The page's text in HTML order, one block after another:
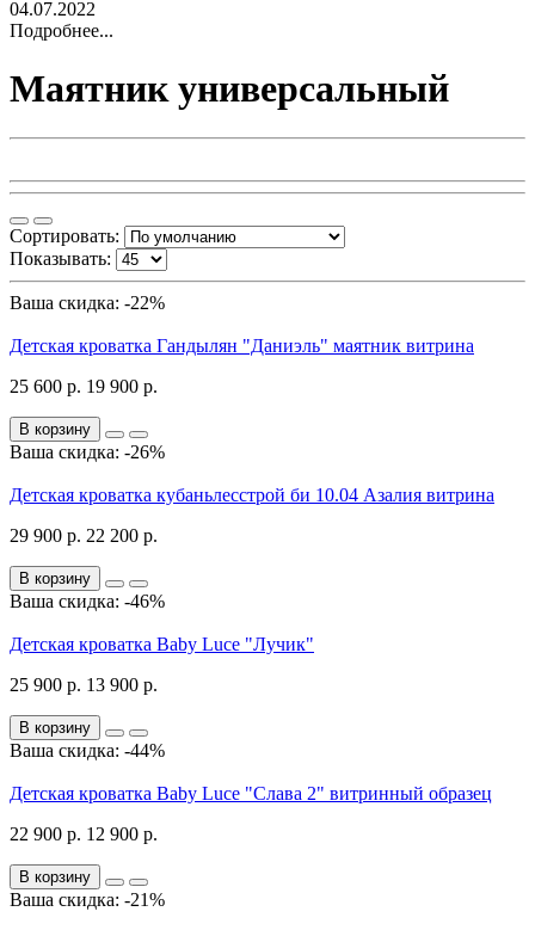
04.07.2022
Подробнее...
Маятник универсальный
Сортировать:
Показывать:
Ваша скидка: -22%
Детская кроватка Гандылян "Даниэль" маятник витрина
25 600 р. 19 900 р.
В корзину
Ваша скидка: -26%
Детская кроватка кубаньлесстрой би 10.04 Азалия витрина
29 900 р. 22 200 р.
В корзину
Ваша скидка: -46%
Детская кроватка Baby Luce "Лучик"
25 900 р. 13 900 р.
В корзину
Ваша скидка: -44%
Детская кроватка Baby Luce "Слава 2" витринный образец
22 900 р. 12 900 р.
В корзину
Ваша скидка: -21%